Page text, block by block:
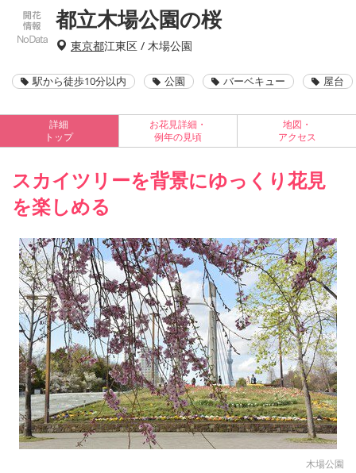
都立木場公園の桜
東京都江東区 / 木場公園
駅から徒歩10分以内 公園 バーベキュー 屋台
詳細
トップ
お花見詳細・
例年の見頃
地図・
アクセス
スカイツリーを背景にゆっくり花見
を楽しめる
木場公園